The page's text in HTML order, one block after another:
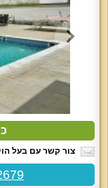
צור קשר עם בעל
052-